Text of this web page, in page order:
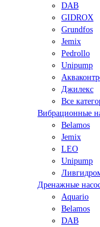
DAB
GIDROX
Grundfos
Jemix
Pedrollo
Unipump
Джилекс
Все
Вибрационные
Belamos
Jemix
LEO
Unipump
Дренажные
Aquario
Belamos
DAB